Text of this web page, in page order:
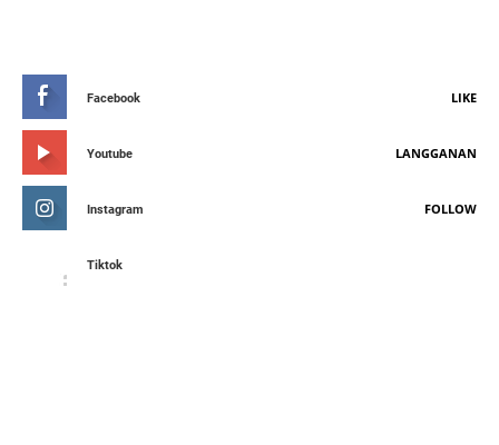
Facebook LIKE
Youtube LANGGANAN
Instagram FOLLOW
Tiktok